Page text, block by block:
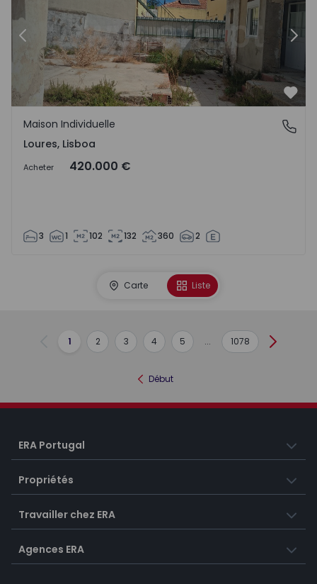
Précédent
Loures, Lisboa
Maison Individuelle
Loures, Lisboa
Acheter 420.000 €
3 1 102 132 360 2
Carte Liste
Précédent
1 2 3 4 5 ... 1078 Suivant
Début
ERA Portugal
Propriétés
Travailler chez ERA
Agences ERA